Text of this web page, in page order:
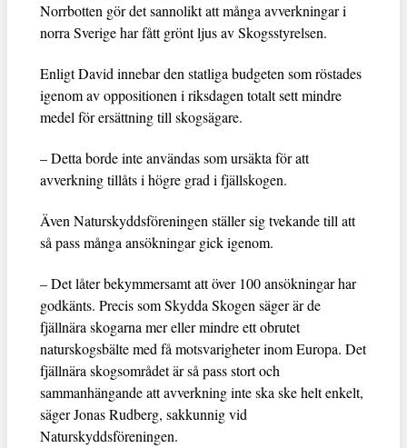
Norrbotten gör det sannolikt att många avverkningar i
norra Sverige har fått grönt ljus av Skogsstyrelsen.
Enligt David innebar den statliga budgeten som röstades
igenom av oppositionen i riksdagen totalt sett mindre
medel för ersättning till skogsägare.
– Detta borde inte användas som ursäkta för att
avverkning tillåts i högre grad i fjällskogen.
Även Naturskyddsföreningen ställer sig tvekande till att
så pass många ansökningar gick igenom.
– Det låter bekymmersamt att över 100 ansökningar har
godkänts. Precis som Skydda Skogen säger är de
fjällnära skogarna mer eller mindre ett obrutet
naturskogsbälte med få motsvarigheter inom Europa. Det
fjällnära skogsområdet är så pass stort och
sammanhängande att avverkning inte ska ske helt enkelt,
säger Jonas Rudberg, sakkunnig vid
Naturskyddsföreningen.